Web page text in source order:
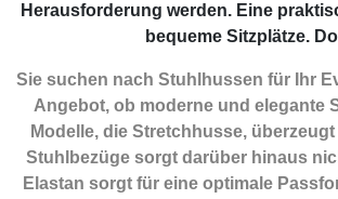
Herausforderung werden. Eine
bequeme Sitzplätze.
Sie suchen nach Stuhlhussen für Ihr
Angebot, ob moderne und elegante
Modelle, die Stretchhusse,
Stuhlbezüge sorgt darüber hinaus
Elastan sorgt für eine optimale